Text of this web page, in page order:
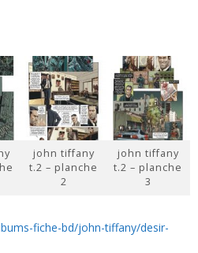
john tiffany
t.2 – planche
2
john tiffany
t.2 – planche
3
fiche-bd/john-tiffany/desir-